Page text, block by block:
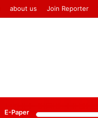
about us Join Reporter
E-Paper